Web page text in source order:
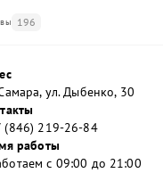
196
ул. Дыбенко, 30
(846) 219-26-84
работы
с 09:00 до 21:00